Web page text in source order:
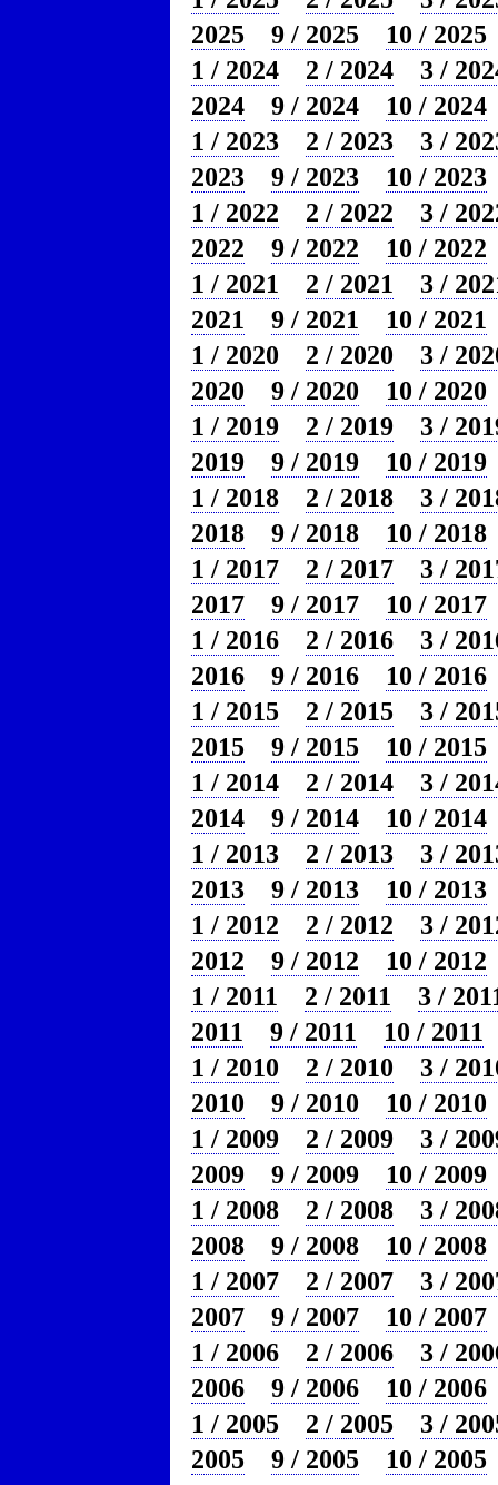
2025
9 / 2025
10 / 2025
1 / 2024
2 / 2024
3 /
2024
9 / 2024
10 / 2024
1 / 2023
2 / 2023
3 /
2023
9 / 2023
10 / 2023
1 / 2022
2 / 2022
3 /
2022
9 / 2022
10 / 2022
1 / 2021
2 / 2021
3 /
2021
9 / 2021
10 / 2021
1 / 2020
2 / 2020
3 /
2020
9 / 2020
10 / 2020
1 / 2019
2 / 2019
3 /
2019
9 / 2019
10 / 2019
1 / 2018
2 / 2018
3 /
2018
9 / 2018
10 / 2018
1 / 2017
2 / 2017
3 /
2017
9 / 2017
10 / 2017
1 / 2016
2 / 2016
3 /
2016
9 / 2016
10 / 2016
1 / 2015
2 / 2015
3 /
2015
9 / 2015
10 / 2015
1 / 2014
2 / 2014
3 /
2014
9 / 2014
10 / 2014
1 / 2013
2 / 2013
3 /
2013
9 / 2013
10 / 2013
1 / 2012
2 / 2012
3 /
2012
9 / 2012
10 / 2012
1 / 2011
2 / 2011
3 /
2011
9 / 2011
10 / 2011
1 / 2010
2 / 2010
3 /
2010
9 / 2010
10 / 2010
1 / 2009
2 / 2009
3 /
2009
9 / 2009
10 / 2009
1 / 2008
2 / 2008
3 /
2008
9 / 2008
10 / 2008
1 / 2007
2 / 2007
3 /
2007
9 / 2007
10 / 2007
1 / 2006
2 / 2006
3 /
2006
9 / 2006
10 / 2006
1 / 2005
2 / 2005
3 /
2005
9 / 2005
10 / 2005